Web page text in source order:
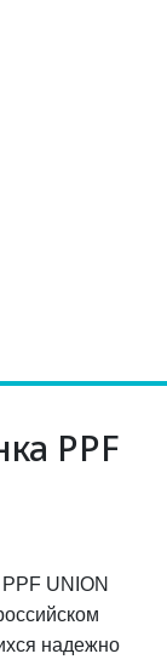
PPF
PPF UNION
надежно